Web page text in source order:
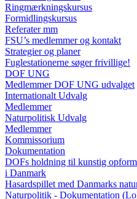
Ringmærkningskursus
Formidlingskursus
Referater mm
FSU’s medlemmer og kontakt
Strategier og planer
Fuglestationerne søger frivillige!
DOF UNG
Medlemmer DOF UNG udvalget
Internationalt Udvalg
Medlemmer
Naturpolitisk Udvalg
Medlemmer
Kommissorium
Dokumentation
DOFs holdning til kunstig
i Danmark
Hasardspillet med Danmarks
Naturpolitik - Dokumentation